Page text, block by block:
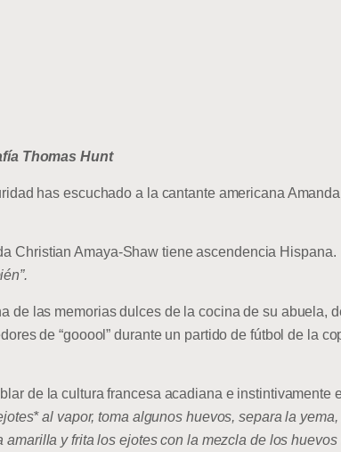
Thomas Hunt
has escuchado a la cantante americana
Christian Amaya-Shaw tiene ascendencia
de las memorias dulces de la cocina de su abuela,
de “gooool” durante un partido de fútbol de la
de la cultura francesa acadiana e
al vapor, toma algunos huevos, separa la
y frita los ejotes con la mezcla de los huevos